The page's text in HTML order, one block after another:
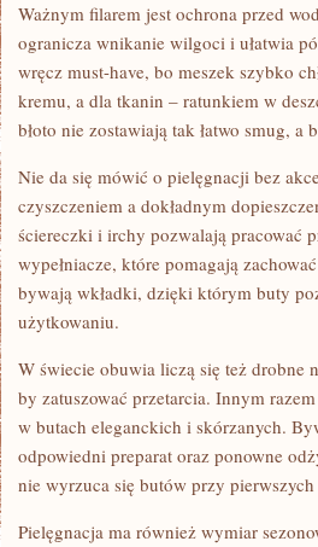
Ważnym filarem jest ochrona przed
ogranicza wnikanie wilgoci i ułatwia
wręcz must-have, bo meszek szybko
kremu, a dla tkanin – ratunkiem w
błoto nie zostawiają tak łatwo smug,
Nie da się mówić o pielęgnacji bez
czyszczeniem a dokładnym
ściereczki i irchy pozwalają pracować
wypełniacze, które pomagają
bywają wkładki, dzięki którym buty
użytkowaniu.
W świecie obuwia liczą się też drobne
by zatuszować przetarcia. Innym
w butach eleganckich i skórzanych.
odpowiedni preparat oraz ponowne
nie wyrzuca się butów przy
Pielęgnacja ma również wymiar